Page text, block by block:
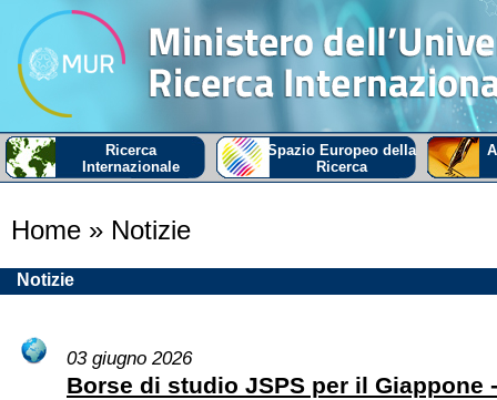
Ricerca
Internazionale
Spazio Europeo della
Ricerca
Home » Notizie
Notizie
03 giugno 2026
Borse di studio JSPS per il Giappone